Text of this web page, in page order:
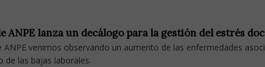
ANPE lanza un decálogo para la gestión del estrés
venimos observando un aumento de las enfermedades
de las bajas laborales.